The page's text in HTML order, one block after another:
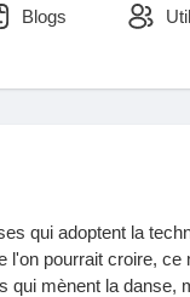
Blogs
qui adoptent la
pourrait croire, ce
qui mènent la danse,